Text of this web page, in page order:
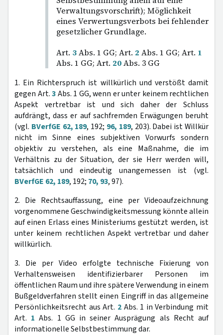
Verwaltungsvorschrift); Möglichkeit
eines Verwertungsverbots bei fehlender
gesetzlicher Grundlage.
Art. 3Abs. 1 GG; Art. 2 Abs. 1 GG; Art. 1
Abs. 1 GG; Art. 20Abs. 3 GG
1. Ein Richterspruch ist willkürlich und verstößt damit
gegen Art.3Abs. 1 GG, wenn er unter keinem rechtlichen
Aspekt vertretbar ist und sich daher der Schluss
aufdrängt, dass er auf sachfremden Erwägungen beruht
(vgl. BVerfGE 62, 189, 192; 96, 189, 203). Dabei ist Willkür
nicht im Sinne eines subjektiven Vorwurfs sondern
objektiv zu verstehen, als eine Maßnahme, die im
Verhältnis zu der Situation, der sie Herr werden will,
tatsächlich und eindeutig unangemessen ist (vgl.
BVerfGE 62, 189, 192; 70, 93, 97).
2. Die Rechtsauffassung, eine per Videoaufzeichnung
vorgenommene Geschwindigkeitsmessung könnte allein
auf einen Erlass eines Ministeriums gestützt werden, ist
unter keinem rechtlichen Aspekt vertretbar und daher
willkürlich.
3. Die per Video erfolgte technische Fixierung von
Verhaltensweisen identifizierbarer Personen im
öffentlichen Raum und ihre spätere Verwendung in einem
Bußgeldverfahren stellt einen Eingriff in das allgemeine
Persönlichkeitsrecht aus Art. 2Abs. 1 in Verbindung mit
Art. 1 Abs. 1 GG in seiner Ausprägung als Recht auf
informationelle Selbstbestimmung dar.